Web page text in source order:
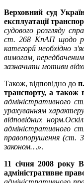
Верховний суд
експлуатації
судового розгляду
ст. 268 КпАП щодо
категорії необхідно
вимогам,
зазначити мотиви
Також, відповідно до
транспорту, а також
адміністративного
урахуванням
відповідних норм.
адміністративного
правопорушення (ст.
законом…».
11 січня 2008 року
адміністративне